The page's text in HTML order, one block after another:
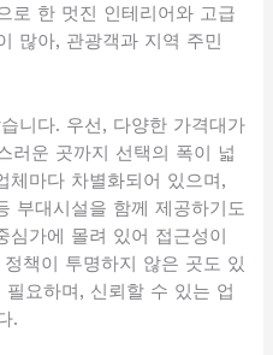
로 한 멋진 인테리어와 고급
많아, 관광객과 지역 주민
니다. 우선, 다양한 가격대가
러운 곳까지 선택의 폭이 넓
체마다 차별화되어 있으며,
부대시설을 함께 제공하기도
심가에 몰려 있어 접근성이
책이 투명하지 않은 곳도 있
요하며, 신뢰할 수 있는 업
.